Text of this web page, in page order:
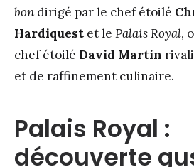
bon dirigé par le chef étoilé
Hardiquest et le Palais Royal,
chef étoilé David Martin
et de raffinement culinaire.
Palais Royal :
découverte